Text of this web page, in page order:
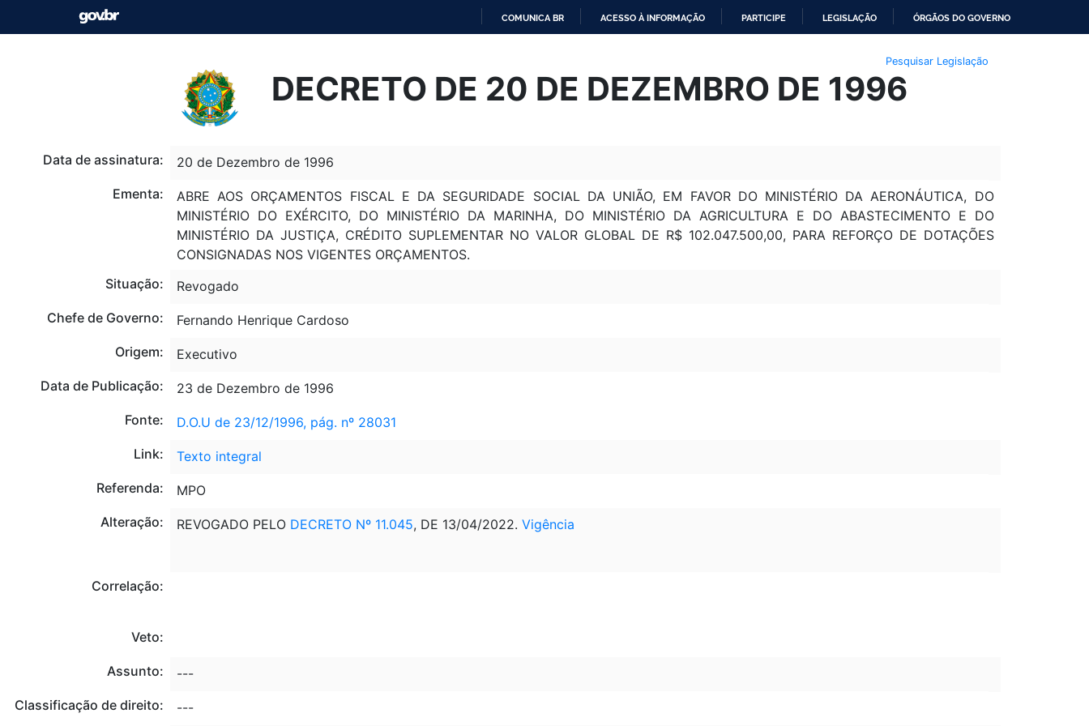
O
CONTEÚDO
COMUNICA BR ACESSO À INFORMAÇÃO PARTICIPE LEGISLAÇÃO ÓRGÃOS DO GOVERNO
Pesquisar Legislação
DECRETO DE 20 DE DEZEMBRO DE 1996
Data de assinatura:
20 de Dezembro de 1996
Ementa:
ABRE AOS ORÇAMENTOS FISCAL E DA SEGURIDADE SOCIAL DA UNIÃO, EM FAVOR DO MINISTÉRIO DA AERONÁUTICA, DO
MINISTÉRIO DO EXÉRCITO, DO MINISTÉRIO DA MARINHA, DO MINISTÉRIO DA AGRICULTURA E DO ABASTECIMENTO E DO
MINISTÉRIO DA JUSTIÇA, CRÉDITO SUPLEMENTAR NO VALOR GLOBAL DE R$ 102.047.500,00, PARA REFORÇO DE DOTAÇÕES
CONSIGNADAS NOS VIGENTES ORÇAMENTOS.
Situação:
Revogado
Chefe de Governo:
Fernando Henrique Cardoso
Origem:
Executivo
Data de Publicação:
23 de Dezembro de 1996
Fonte:
D.O.U de 23/12/1996, pág. nº 28031
Link:
Texto integral
Referenda:
MPO
Alteração:
REVOGADO PELO DECRETO Nº 11.045, DE 13/04/2022. Vigência
Correlação:
Veto:
Assunto:
---
Classificação de direito:
---